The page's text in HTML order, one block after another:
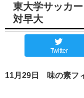
東大学サッカ
対早大
Twitter
11月 29 日 味の素フ